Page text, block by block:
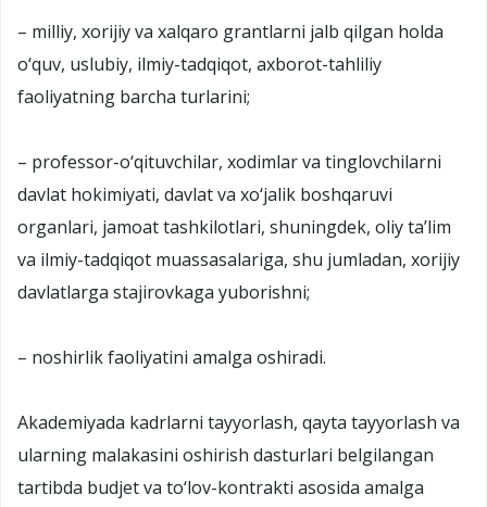
– milliy, xorijiy va xalqaro grantlarni jalb qilgan holda
o‘quv, uslubiy, ilmiy-tadqiqot, axborot-tahliliy
faoliyatning barcha turlarini;
– professor-o‘qituvchilar, xodimlar va tinglovchilarni
davlat hokimiyati, davlat va xo‘jalik boshqaruvi
organlari, jamoat tashkilotlari, shuningdek, oliy ta’lim
va ilmiy-tadqiqot muassasalariga, shu jumladan, xorijiy
davlatlarga stajirovkaga yuborishni;
– noshirlik faoliyatini amalga oshiradi.
Akademiyada kadrlarni tayyorlash, qayta tayyorlash va
ularning malakasini oshirish dasturlari belgilangan
tartibda budjet va to‘lov-kontrakti asosida amalga